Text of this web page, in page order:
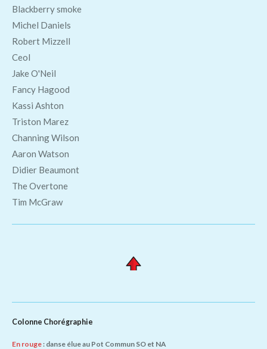
Blackberry smoke
Michel Daniels
Robert Mizzell
Ceol
Jake O'Neil
Fancy Hagood
Kassi Ashton
Triston Marez
Channing Wilson
Aaron Watson
Didier Beaumont
The Overtone
Tim McGraw
Colonne Chorégraphie
En rouge: danse élue au Pot Commun SO et NA